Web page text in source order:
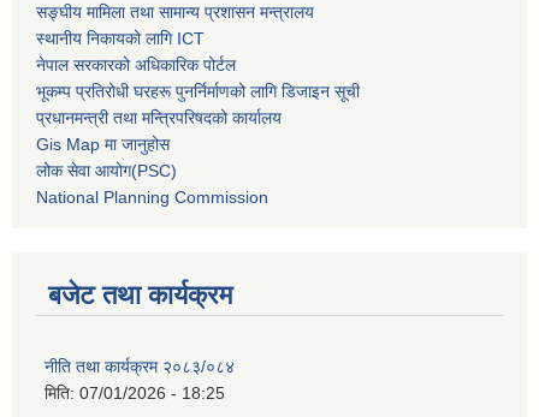
सङ्घीय मामिला तथा सामान्य प्रशासन मन्त्रालय
स्थानीय निकायको लागि ICT
नेपाल सरकारको अधिकारिक पोर्टल
भूकम्प प्रतिरोधी घरहरू पुनर्निर्माणको लागि डिजाइन सूची
प्रधानमन्त्री तथा मन्त्रिपरिषदको कार्यालय
Gis Map मा जानुहोस
लोक सेवा आयोग(PSC)
National Planning Commission
बजेट तथा कार्यक्रम
नीति तथा कार्यक्रम २०८३/०८४
मिति: 07/01/2026 - 18:25